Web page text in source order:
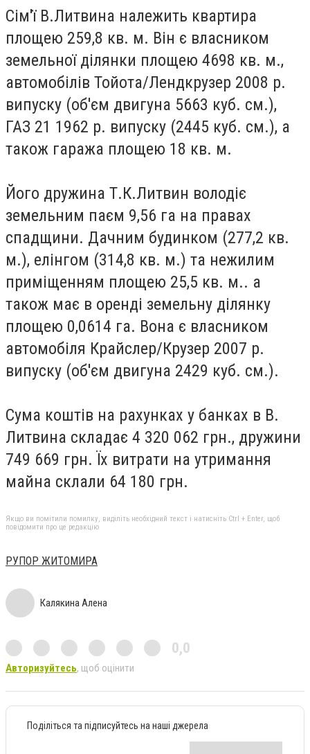
Сім'ї В.Литвина належить квартира
площею 259,8 кв. м. Він є власником
земельної ділянки площею 4698 кв. м.,
автомобілів Тойота/Лендкрузер 2008 р.
випуску (об'єм двигуна 5663 куб. см.),
ГАЗ 21 1962 р. випуску (2445 куб. см.), а
також гаража площею 18 кв. м.
Його дружина Т.К.Литвин володіє
земельним паєм 9,56 га на правах
спадщини. Дачним будинком (277,2 кв.
м.), елінгом (314,8 кв. м.) та нежилим
приміщенням площею 25,5 кв. м.. а
також має в оренді земельну ділянку
площею 0,0614 га. Вона є власником
автомобіля Крайслер/Крузер 2007 р.
випуску (об'єм двигуна 2429 куб. см.).
Сума коштів на рахунках у банках в В.
Литвина складає 4 320 062 грн., дружини
749 669 грн. Їх витрати на утримання
майна склали 64 180 грн.
Якщо ви помітили помилку, виділіть необхідний текст і натисніть Ctrl + Enter, щоб
повідомити про це редакцію
РУПОР ЖИТОМИРА
Калякина Алена
0,0
Авторизуйтесь, щоб оцінити
Поділіться та підписуйтесь на наші джерела